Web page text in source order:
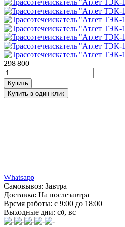
298 800
Whatsapp
Самовывоз: Завтра
Доставка: На послезавтра
Время работы: с 9:00 до 18:00
Выходные дни: сб, вс